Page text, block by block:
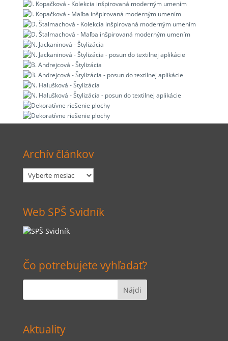
Archív článkov
Archív
článkov
Web SPŠ Svidník
Čo potrebujete vyhľadať?
Aktuality